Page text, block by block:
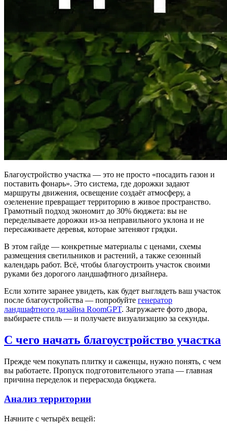
Благоустройство участка — это не просто «посадить газон и
поставить фонарь». Это система, где дорожки задают
маршруты движения, освещение создаёт атмосферу, а
озеленение превращает территорию в живое пространство.
Грамотный подход экономит до 30% бюджета: вы не
переделываете дорожки из-за неправильного уклона и не
пересаживаете деревья, которые затеняют грядки.
В этом гайде — конкретные материалы с ценами, схемы
размещения светильников и растений, а также сезонный
календарь работ. Всё, чтобы благоустроить участок своими
руками без дорогого ландшафтного дизайнера.
Если хотите заранее увидеть, как будет выглядеть ваш участок
после благоустройства — попробуйте генератор
ландшафтного дизайна RoomGPT. Загружаете фото двора,
выбираете стиль — и получаете визуализацию за секунды.
С чего начать благоустройство участка
Прежде чем покупать плитку и саженцы, нужно понять, с чем
вы работаете. Пропуск подготовительного этапа — главная
причина переделок и перерасхода бюджета.
Анализ территории
Начните с четырёх вещей: